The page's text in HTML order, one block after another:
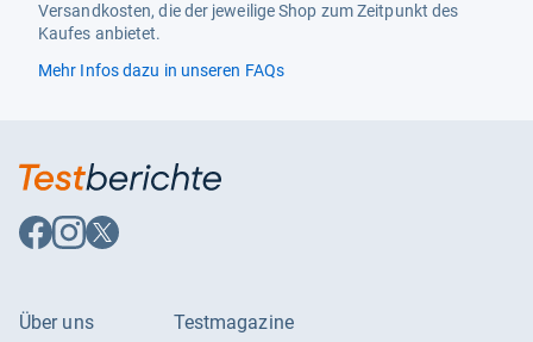
Jährlicher Energieverbrauch
Leistungen
Geräuschpegel
Lärmemissionsklasse
No-Frost-System Nein
Versandkosten, die der jeweilige Shop zum Zeitpunkt des
Kaufes anbietet.
Mehr Infos dazu in unseren FAQs
Auf
Facebook
Auf
Instagram
Auf
X
Über uns
Testmagazine